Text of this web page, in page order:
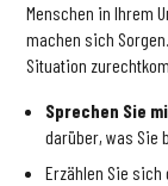
Menschen in Ihrem
machen sich
Situation
Sprechen Sie
darüber, was Sie
Erzählen Sie